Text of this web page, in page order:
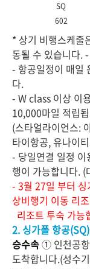
SQ
602
* 상기 비행스케줄
동될 수 있습니다.
- 항공일정이 매일
다.
- W class 이상 이
10,000마일 적립
(스타얼라이언스:
타이항공, 유나이
- 당일연결 일정 이
행이 가능합니다. (
- 3월 27일 부터 싱
상비행기 이동 리
리조트 투숙 가능
2. 싱가폴 항공
승수속① 인천공항
도착합니다.(성수